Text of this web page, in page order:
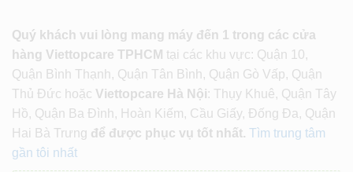
Quý khách vui lòng mang máy đến 1 trong các cửa
hàng Viettopcare TPHCM tại các khu vực: Quận 10,
Quận Bình Thạnh, Quận Tân Bình, Quận Gò Vấp, Quận
Thủ Đức hoặc Viettopcare Hà Nội: Thụy Khuê, Quận Tây
Hồ, Quận Ba Đình, Hoàn Kiếm, Cầu Giấy, Đống Đa, Quận
Hai Bà Trưng để được phục vụ tốt nhất. Tìm trung tâm
gần tôi nhất